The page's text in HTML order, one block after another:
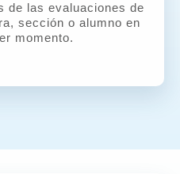
de las evaluaciones de
sección o alumno en
momento.